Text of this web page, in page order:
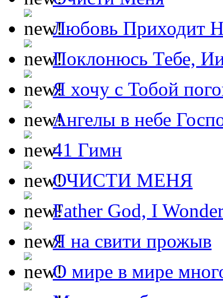
Любовь Приходит
Поклонюсь Тебе,
Я хочу с Тобой
Ангелы в небе
41 Гимн
ОЧИСТИ МЕНЯ
Father God, I
Я на свити прожыв
О мире в мире